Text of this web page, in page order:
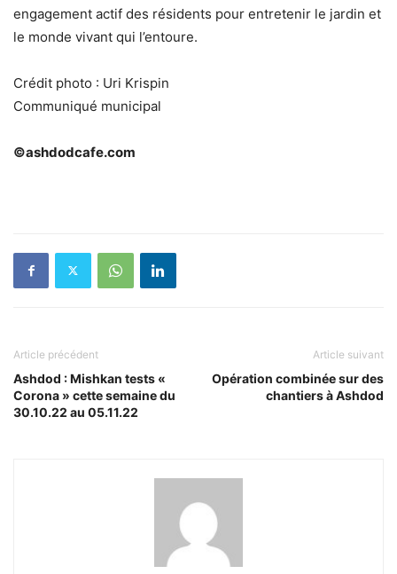
engagement actif des résidents pour entretenir le jardin et
le monde vivant qui l’entoure.
Crédit photo : Uri Krispin
Communiqué municipal
©ashdodcafe.com
Article précédent
Ashdod : Mishkan tests «
Corona » cette semaine du
30.10.22 au 05.11.22
Article suivant
Opération combinée sur des
chantiers à Ashdod